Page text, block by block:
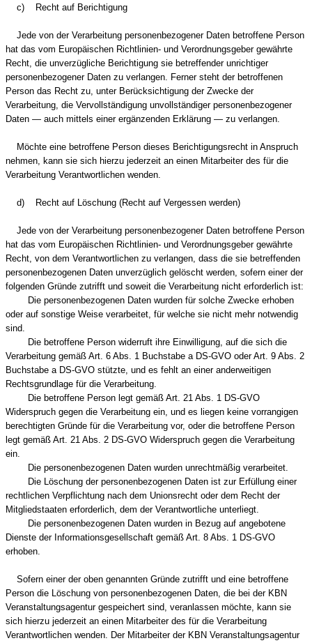
c) Recht auf Berichtigung
Jede von der Verarbeitung personenbezogener Daten betroffene Person
hat das vom Europäischen Richtlinien- und Verordnungsgeber gewährte
Recht, die unverzügliche Berichtigung sie betreffender unrichtiger
personenbezogener Daten zu verlangen. Ferner steht der betroffenen
Person das Recht zu, unter Berücksichtigung der Zwecke der
Verarbeitung, die Vervollständigung unvollständiger personenbezogener
Daten — auch mittels einer ergänzenden Erklärung — zu verlangen.
Möchte eine betroffene Person dieses Berichtigungsrecht in Anspruch
nehmen, kann sie sich hierzu jederzeit an einen Mitarbeiter des für die
Verarbeitung Verantwortlichen wenden.
d) Recht auf Löschung (Recht auf Vergessen werden)
Jede von der Verarbeitung personenbezogener Daten betroffene Person
hat das vom Europäischen Richtlinien- und Verordnungsgeber gewährte
Recht, von dem Verantwortlichen zu verlangen, dass die sie betreffenden
personenbezogenen Daten unverzüglich gelöscht werden, sofern einer der
folgenden Gründe zutrifft und soweit die Verarbeitung nicht erforderlich ist:
Die personenbezogenen Daten wurden für solche Zwecke erhoben
oder auf sonstige Weise verarbeitet, für welche sie nicht mehr notwendig
sind.
Die betroffene Person widerruft ihre Einwilligung, auf die sich die
Verarbeitung gemäß Art. 6 Abs. 1 Buchstabe a DS-GVO oder Art. 9 Abs. 2
Buchstabe a DS-GVO stützte, und es fehlt an einer anderweitigen
Rechtsgrundlage für die Verarbeitung.
Die betroffene Person legt gemäß Art. 21 Abs. 1 DS-GVO
Widerspruch gegen die Verarbeitung ein, und es liegen keine vorrangigen
berechtigten Gründe für die Verarbeitung vor, oder die betroffene Person
legt gemäß Art. 21 Abs. 2 DS-GVO Widerspruch gegen die Verarbeitung
ein.
Die personenbezogenen Daten wurden unrechtmäßig verarbeitet.
Die Löschung der personenbezogenen Daten ist zur Erfüllung einer
rechtlichen Verpflichtung nach dem Unionsrecht oder dem Recht der
Mitgliedstaaten erforderlich, dem der Verantwortliche unterliegt.
Die personenbezogenen Daten wurden in Bezug auf angebotene
Dienste der Informationsgesellschaft gemäß Art. 8 Abs. 1 DS-GVO
erhoben.
Sofern einer der oben genannten Gründe zutrifft und eine betroffene
Person die Löschung von personenbezogenen Daten, die bei der KBN
Veranstaltungsagentur gespeichert sind, veranlassen möchte, kann sie
sich hierzu jederzeit an einen Mitarbeiter des für die Verarbeitung
Verantwortlichen wenden. Der Mitarbeiter der KBN Veranstaltungsagentur